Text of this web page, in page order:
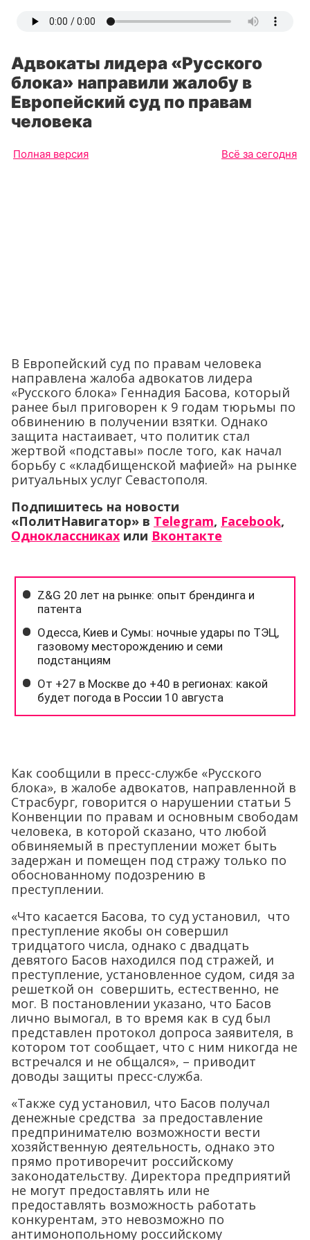
Адвокаты лидера «Русского
блока» направили жалобу в
Европейский суд по правам
человека
Полная версия Всё за сегодня
В Европейский суд по правам человека
направлена жалоба адвокатов лидера
«Русского блока» Геннадия Басова, который
ранее был приговорен к 9 годам тюрьмы по
обвинению в получении взятки. Однако
защита настаивает, что политик стал
жертвой «подставы» после того, как начал
борьбу с «кладбищенской мафией» на рынке
ритуальных услуг Севастополя.
Подпишитесь на новости
«ПолитНавигатор» в Telegram, Facebook,
Одноклассниках или Вконтакте
Как сообщили в пресс-службе «Русского
блока», в жалобе адвокатов, направленной в
Страсбург, говорится о нарушении статьи 5
Конвенции по правам и основным свободам
человека, в которой сказано, что любой
обвиняемый в преступлении может быть
задержан и помещен под стражу только по
обоснованному подозрению в
преступлении.
«Что касается Басова, то суд установил, что
преступление якобы он совершил
тридцатого числа, однако с двадцать
девятого Басов находился под стражей, и
преступление, установленное судом, сидя за
решеткой он совершить, естественно, не
мог. В постановлении указано, что Басов
лично вымогал, в то время как в суд был
представлен протокол допроса заявителя, в
котором тот сообщает, что с ним никогда не
встречался и не общался», – приводит
доводы защиты пресс-служба.
«Также суд установил, что Басов получал
денежные средства за предоставление
предпринимателю возможности вести
хозяйственную деятельность, однако это
прямо противоречит российскому
законодательству. Директора предприятий
не могут предоставлять или не
предоставлять возможность работать
конкурентам, это невозможно по
антимонопольному российскому